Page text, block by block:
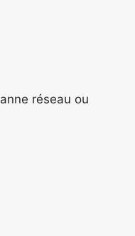
réseau ou